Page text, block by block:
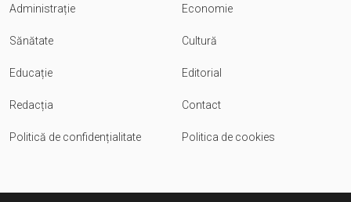
Administrație Economie
Sănătate Cultură
Educație Editorial
Redacția Contact
Politică de confidențialitate Politica de cookies